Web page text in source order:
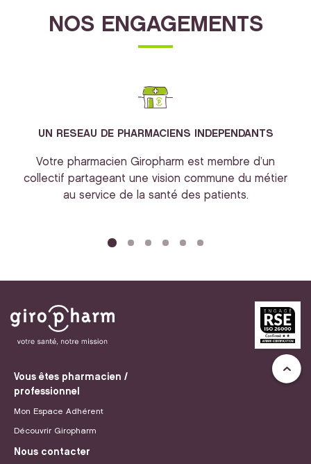
NOS ENGAGEMENTS
UN RESEAU DE PHARMACIENS INDEPENDANTS
Votre pharmacien Giropharm est membre d’un
collectif partageant une vision commune du métier
au service de la santé des patients.
Vous êtes pharmacien /
professionnel
Mon Espace Adhérent
Découvrir Giropharm
Nous contacter